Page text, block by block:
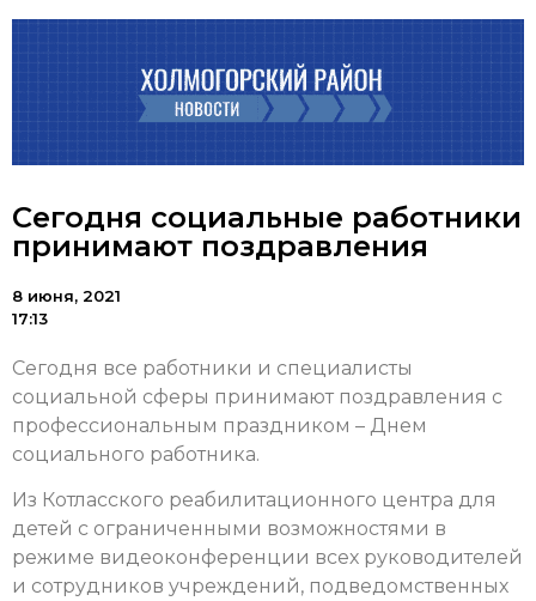
Сегодня социальные работники
принимают поздравления
8 июня, 2021
17:13
Сегодня все работники и специалисты
социальной сферы принимают поздравления с
профессиональным праздником – Днем
социального работника.
Из Котласского реабилитационного центра для
детей с ограниченными возможностями в
режиме видеоконференции всех руководителей
и сотрудников учреждений, подведомственных